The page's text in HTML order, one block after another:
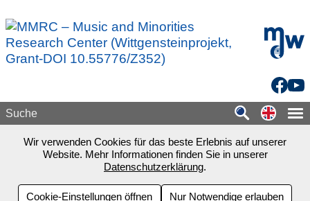
mdw -
Suche
Wir verwenden Cookies für das beste Erlebnis auf unserer
Website. Mehr Informationen finden Sie in unserer
Datenschutzerklärung.
Cookie-Einstellungen öffnen
Nur Notwendige erlauben